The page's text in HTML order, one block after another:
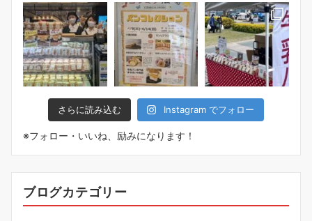
さらに読み込む Instagram でフォロー
※フォロー・いいね、励みになります！
ブログカテゴリー